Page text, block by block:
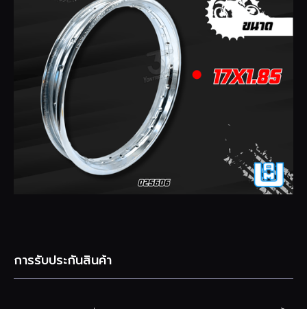
การรับประกันสินค้า